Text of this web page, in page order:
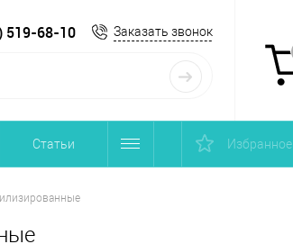
519-68-10 Заказать звонок
Статьи Избранное